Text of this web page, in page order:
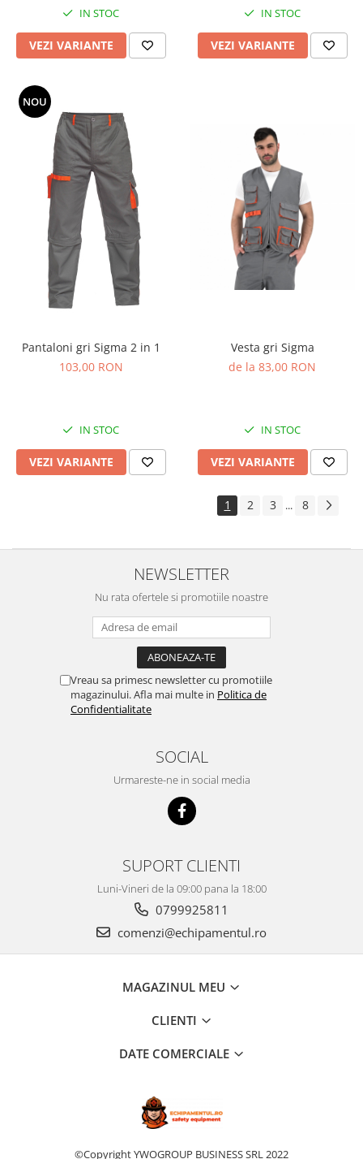
IN STOC
VEZI VARIANTE
IN STOC
VEZI VARIANTE
NOU
Pantaloni gri Sigma 2 in 1
103,00 RON
IN STOC
VEZI VARIANTE
Vesta gri Sigma
de la 83,00 RON
IN STOC
VEZI VARIANTE
1 2 3 ... 8
NEWSLETTER
Nu rata ofertele si promotiile noastre
Vreau sa primesc newsletter cu promotiile
magazinului. Afla mai multe in Politica de
Confidentialitate
SOCIAL
Urmareste-ne in social media
SUPORT CLIENTI
Luni-Vineri de la 09:00 pana la 18:00
0799925811
comenzi@echipamentul.ro
MAGAZINUL MEU
CLIENTI
DATE COMERCIALE
©Copyright YWOGROUP BUSINESS SRL 2022